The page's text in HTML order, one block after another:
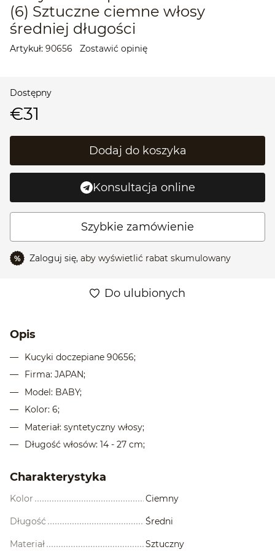
(6) Sztuczne ciemne włosy
średniej długości
Artykuł: 90656 Zostawić opinię
Dostępny
€31
Dodaj do koszyka
Konsultacja online
Szybkie zamówienie
% Zaloguj się, aby wyświetlić rabat skumulowany
Do ulubionych
Opis
Kucyki doczepiane 90656;
Firma: JAPAN;
Model: BABY;
Kolor: 6;
Materiał: syntetyczny włosy;
Długość włosów: 14 - 27 cm;
Charakterystyka
Kolor Ciemny
Długość Średni
Materiał Sztuczny